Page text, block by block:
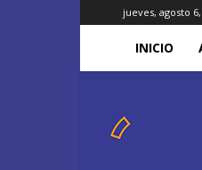
jueves, agosto
INICIO